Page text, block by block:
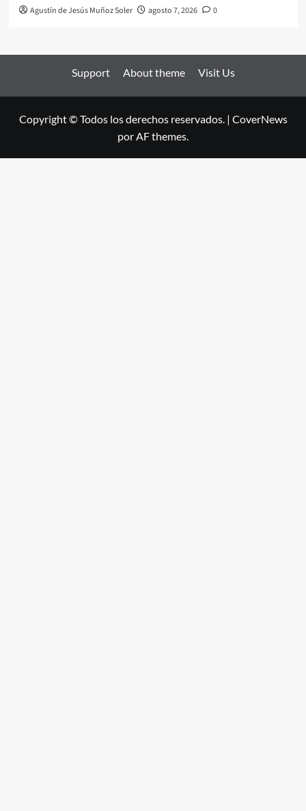
Agustín de Jesús Muñoz Soler agosto 7, 2026 0
Support About theme Visit Us
Copyright © Todos los derechos reservados. | CoverNews
por AF themes.